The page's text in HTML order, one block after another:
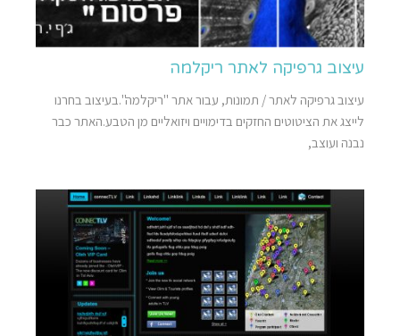
עיצוב גרפיקה לאתר ריקלמה
עיצוב גרפיקה לאתר / תמונות, עבור אתר "ריקלמה".בעיצוב בחרנו
לייצג את הציטוטים החזקים בדימויים ויזואליים מן הטבע.האתר כבר
נבנה ועוצב,